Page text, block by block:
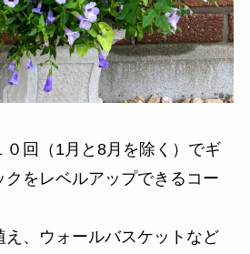
０回（1月と8月を除く）でギ
クをレベルアップできるコー
え、ウォールバスケットなど